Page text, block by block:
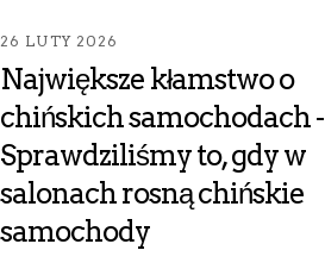
Największe kłamstwo o
chińskich samochodach -
Sprawdziliśmy to, gdy w
salonach rosną chińskie
samochody
26 LUTY 2026